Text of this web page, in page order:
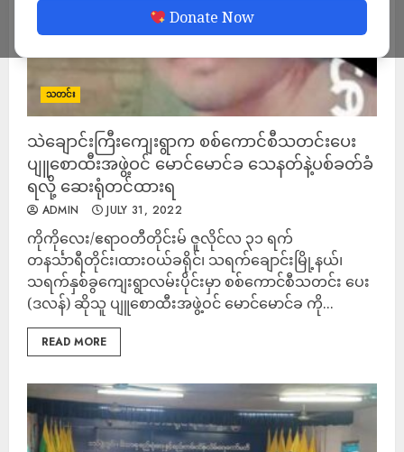
Donate Now
သတင်း
သဲချောင်းကြီးကျေးရွာက စစ်ကောင်စီသတင်းပေး
ပျူစောထီးအဖွဲ့ဝင် မောင်မောင်ခ သေနတ်နဲ့ပစ်ခတ်ခံ
ရလို့ ဆေးရုံတင်ထားရ
ADMIN JULY 31, 2022
ကိုကိုလေး/ဧရာဝတီတိုင်းမ် ဇူလိုင်လ ၃၁ ရက်
တနင်္သာရီတိုင်း၊ထားဝယ်ခရိုင်၊ သရက်ချောင်းမြို့နယ်၊
သရက်နှစ်ခွကျေးရွာလမ်းပိုင်းမှာ စစ်ကောင်စီသတင်း ပေး
(ဒလန်) ဆိုသူ ပျူစောထီးအဖွဲ့ဝင် မောင်မောင်ခ ကို...
READ MORE